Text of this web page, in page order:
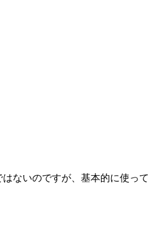
ないのですが、基本的に使って